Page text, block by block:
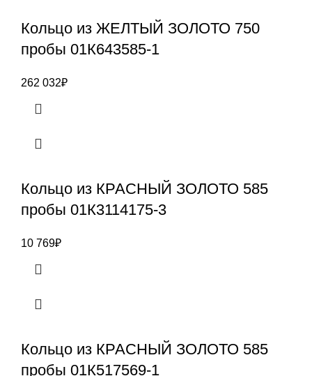
Кольцо из ЖЕЛТЫЙ ЗОЛОТО 750
пробы 01К643585-1
262 032₽
Кольцо из КРАСНЫЙ ЗОЛОТО 585
пробы 01К3114175-3
10 769₽
Кольцо из КРАСНЫЙ ЗОЛОТО 585
пробы 01К517569-1